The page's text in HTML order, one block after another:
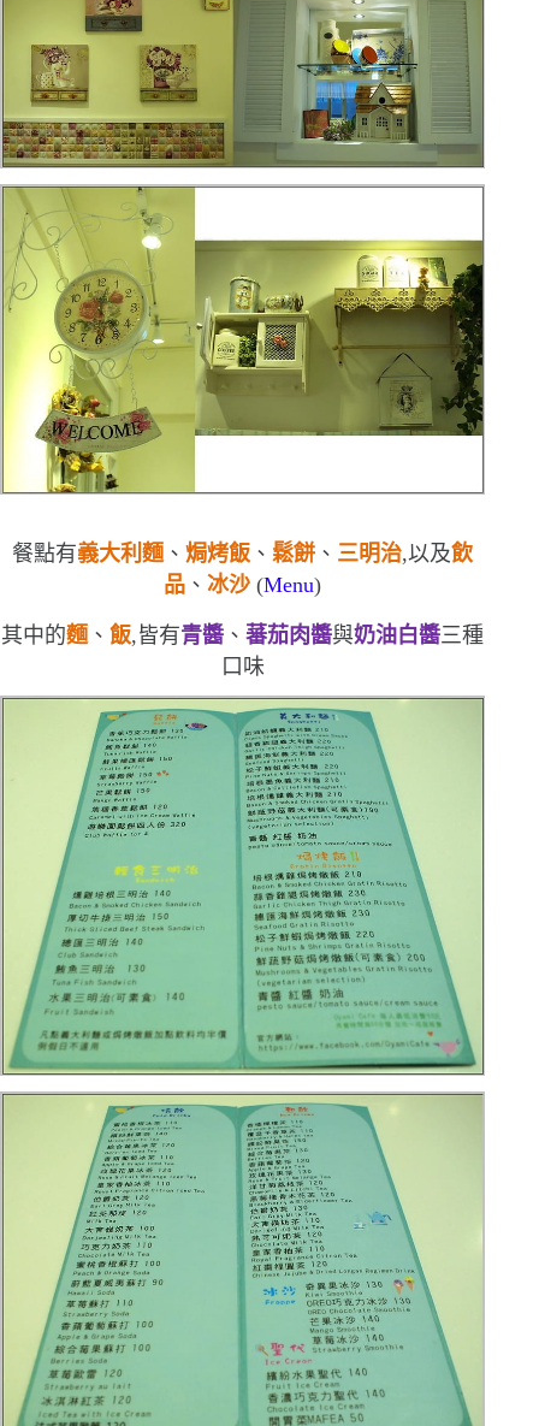
餐點有義大利麵、焗烤飯 、鬆餅 、 三明治,以及飲
品 、冰沙 (Menu)
其中的麵 、飯,皆有青醬 、蕃茄肉醬與奶油白醬三種
口味